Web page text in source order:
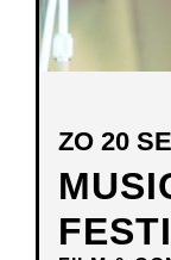
ZO 20